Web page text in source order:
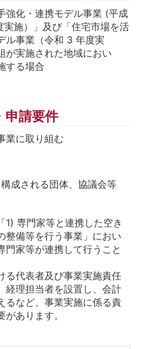
強化・連携モデル事業 (平成
施）」及び「住宅市場を活
ル事業（令和 3 年度実
が実施された地域におい
する場合
申請要件
業に取り組む
成される団体、協議会等
専門家等と連携した空き
整備等を行う事業」におい
門家等が連携して行うこと
代表者及び事業実施責任
経理担当者を設置し、会計
るなど、事業実施に係る責
あります。